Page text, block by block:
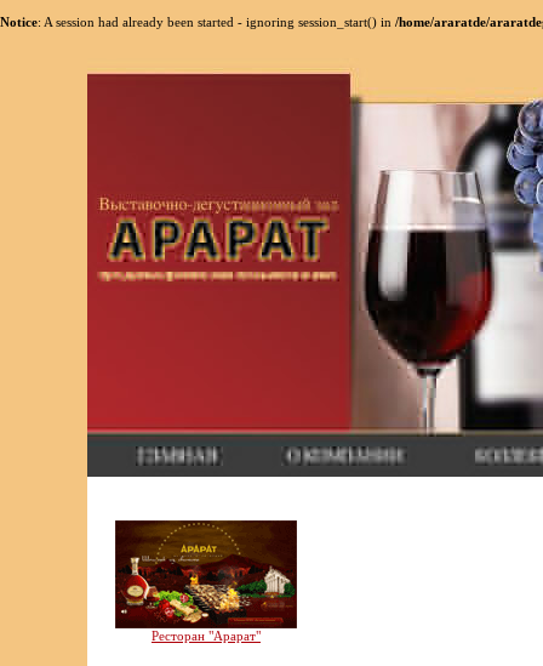
Notice: A session had already been started - ignoring session_start() in /home/araratde/
Ресторан "Арарат"